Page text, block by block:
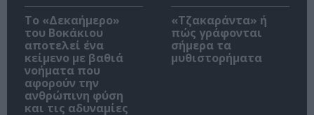
Το «Δεκαήμερο»
του Βοκάκιου
αποτελεί ένα
κείμενο με βαθιά
νοήματα που
αφορούν την
ανθρώπινη φύση
και τις αδυναμίες
«Τζακαράντα» ή
πώς γράφονται
σήμερα τα
μυθιστορήματα